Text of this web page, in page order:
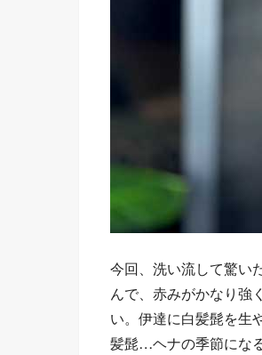
今回、洗い流して驚い
んで、赤みがかなり
い。伊達に白髪髭を生
髪髭…ヘナの季節にな